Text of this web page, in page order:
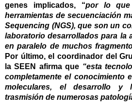
genes implicados, “por lo que
herramientas de secuenciación
Sequencing (NGS), que son un
laboratorio desarrollados para la
en paralelo de muchos
Por último, el coordinador del
la SEEN afirma que “esta
completamente el conocimiento
moleculares, el desarrollo y
trasmisión de numerosas